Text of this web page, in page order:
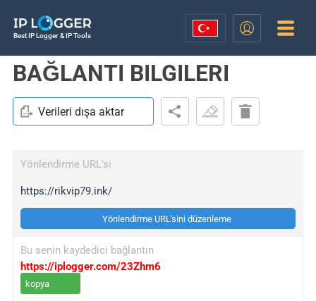
Best IP Logger & IP Tools
BAĞLANTI BILGILERI
Verileri dışa aktar
Yönlendirme URL'si
https://rikvip79.ink/
Yönlendirme URL'sini düzenleme
Bu senin kaydedici bağlantın
https://iplogger.com/23Zhm6
kopya